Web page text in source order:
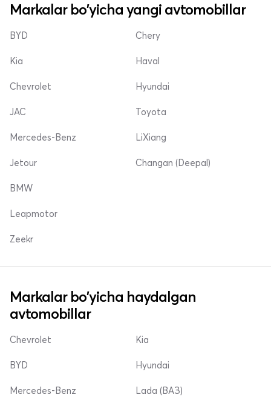
Markalar bo'yicha yangi avtomobillar
BYD
Kia
Chevrolet
Chery
Haval
Hyundai
JAC
Mercedes-Benz
Jetour
Toyota
LiXiang
Changan (Deepal)
BMW
Leapmotor
Zeekr
Markalar bo'yicha haydalgan
avtomobillar
Chevrolet
BYD
Mercedes-Benz
Kia
Hyundai
Lada (ВАЗ)